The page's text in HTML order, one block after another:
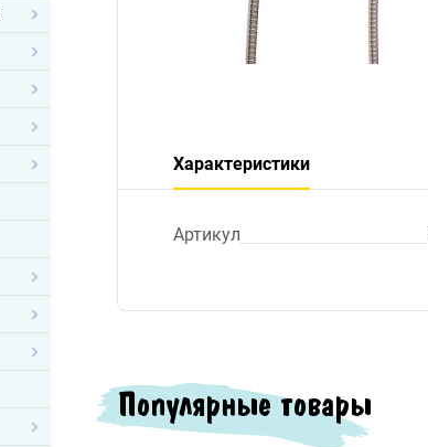
Характеристики
Артикул
Популярные товары